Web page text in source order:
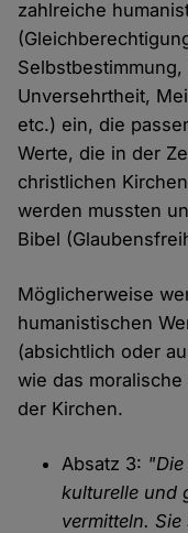
zahlreiche
Unversehrtheit,
etc.) ein, die
Werte, die in der
christlichen
werden mussten
Bibel
Möglicherweise
humanistischen
(absichtlich oder
wie das
der Kirchen.
Absatz 3:
kulturelle und
vermitteln.